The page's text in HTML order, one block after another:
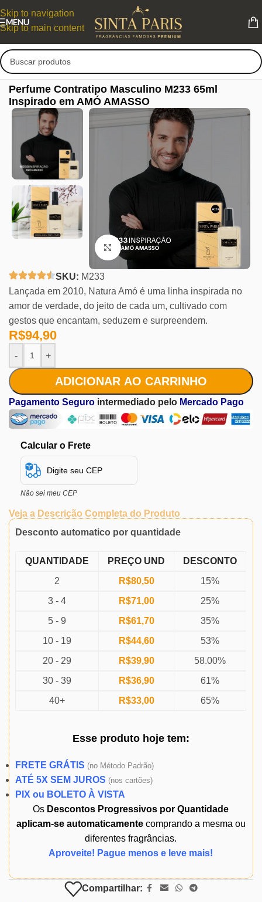
Skip to navigation
Skip to main content
MENU
Perfume Contratipo Masculino M233 65ml
Inspirado em AMÓ AMASSO
Clique para ampliar
SKU: M233
Lançada em 2010, Natura Amó é uma linha inspirada no
amor de verdade, do jeito de cada um, cultivado com
gestos que encantam, seduzem e surpreendem.
R$94,90
- +
ADICIONAR AO CARRINHO
Pagamento Seguro intermediado pelo Mercado Pago
Calcular o Frete
Não sei meu CEP
Veja a Descrição Completa do Produto
Desconto automatico por quantidade
QUANTIDADE PREÇO UND
DESCONTO
2
R$80,50
15%
3 - 4
R$71,00
25%
5 - 9
R$61,70
35%
10 - 19
R$44,60
53%
20 - 29
R$39,90
58.00%
30 - 39
R$36,90
61%
40+
R$33,00 65%
Esse produto hojetem:
FRETE GRÁTIS (no Método Padrão)
ATÉ 5X SEM JUROS (nos cartões)
PIX ou BOLETO À VISTA
Os Descontos Progressivos por Quantidade
aplicam-se automaticamentecomprando a mesma ou
diferentes fragrâncias.
Aproveite! Pague menos e leve mais!
Compartilhar: